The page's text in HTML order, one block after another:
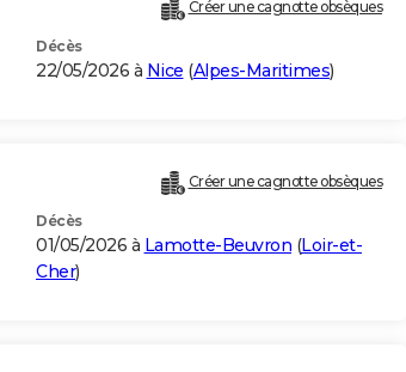
Créer une cagnotte obsèques
Décès
22/05/2026 à Nice (Alpes-Maritimes)
Créer une cagnotte obsèques
Décès
01/05/2026 à Lamotte-Beuvron (Loir-et-
Cher)